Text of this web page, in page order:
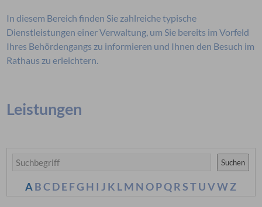
In diesem Bereich finden Sie zahlreiche typische
Dienstleistungen einer Verwaltung, um Sie bereits im Vorfeld
Ihres Behördengangs zu informieren und Ihnen den Besuch im
Rathaus zu erleichtern.
Leistungen
Suchen
A B CDEFG H I J K LM N OPQR S TU VWZ